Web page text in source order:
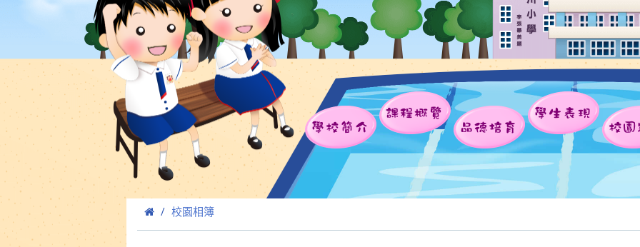
學校簡介
課程概覽
品德培育
學生表現
校
校園相簿